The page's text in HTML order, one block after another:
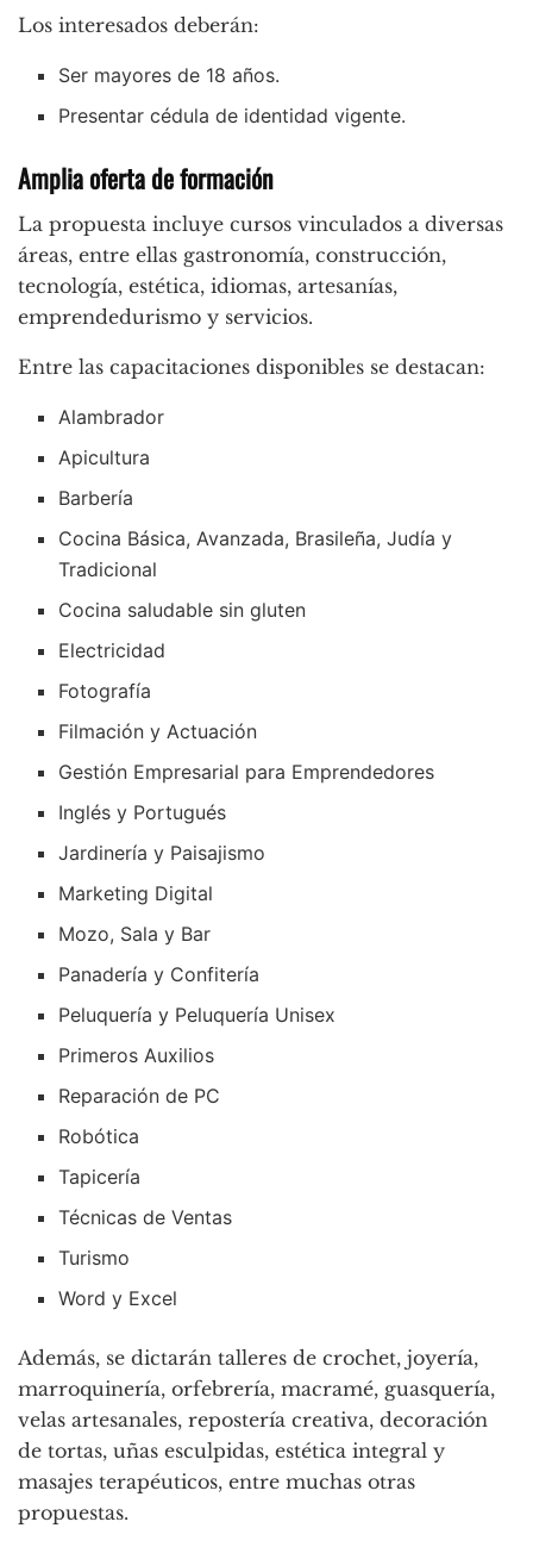
Los interesados deberán:
Ser mayores de 18 años.
Presentar cédula de identidad vigente.
Amplia oferta de formación
La propuesta incluye cursos vinculados a diversas
áreas, entre ellas gastronomía, construcción,
tecnología, estética, idiomas, artesanías,
emprendedurismo y servicios.
Entre las capacitaciones disponibles se destacan:
Alambrador
Apicultura
Barbería
Cocina Básica, Avanzada, Brasileña, Judía y
Tradicional
Cocina saludable sin gluten
Electricidad
Fotografía
Filmación y Actuación
Gestión Empresarial para Emprendedores
Inglés y Portugués
Jardinería y Paisajismo
Marketing Digital
Mozo, Sala y Bar
Panadería y Confitería
Peluquería y Peluquería Unisex
Primeros Auxilios
Reparación de PC
Robótica
Tapicería
Técnicas de Ventas
Turismo
Word y Excel
Además, se dictarán talleres de crochet, joyería,
marroquinería, orfebrería, macramé, guasquería,
velas artesanales, repostería creativa, decoración
de tortas, uñas esculpidas, estética integral y
masajes terapéuticos, entre muchas otras
propuestas.